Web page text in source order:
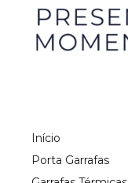
Início
Porta Garrafas